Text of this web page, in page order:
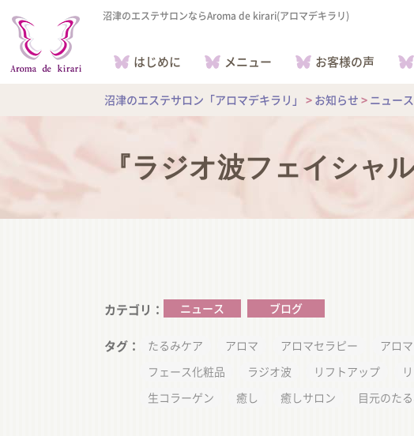
沼津のエステサロンならAroma de kirari(アロマデキラリ)
はじめに メニュー お客様の声
沼津のエステサロン「アロマデキラリ」 > お知らせ > ニュース
『ラジオ波フェイシャ
カテゴリ
ニュース ブログ
タグ たるみケア アロマ アロマセラピー アロ
フェース化粧品
ラジオ波 リフトアップ
生コラーゲン
癒し 癒しサロン 目元のた